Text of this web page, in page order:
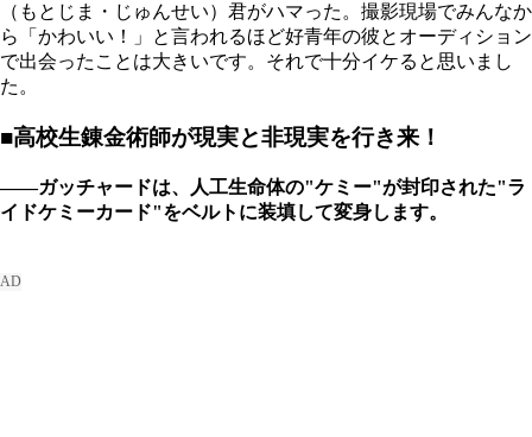
（もとじま・じゅんせい）君がハマった。撮影現場でみんなか
ら「かわいい！」と言われるほど好青年の彼とオーディション
で出会ったことは大きいです。それで十分イケると思いまし
た。
■高校生錬金術師が現実と非現実を行き来！
――ガッチャードは、人工生命体の"ケミー"が封印された"ラ
イドケミーカード"をベルトに装填して変身します。